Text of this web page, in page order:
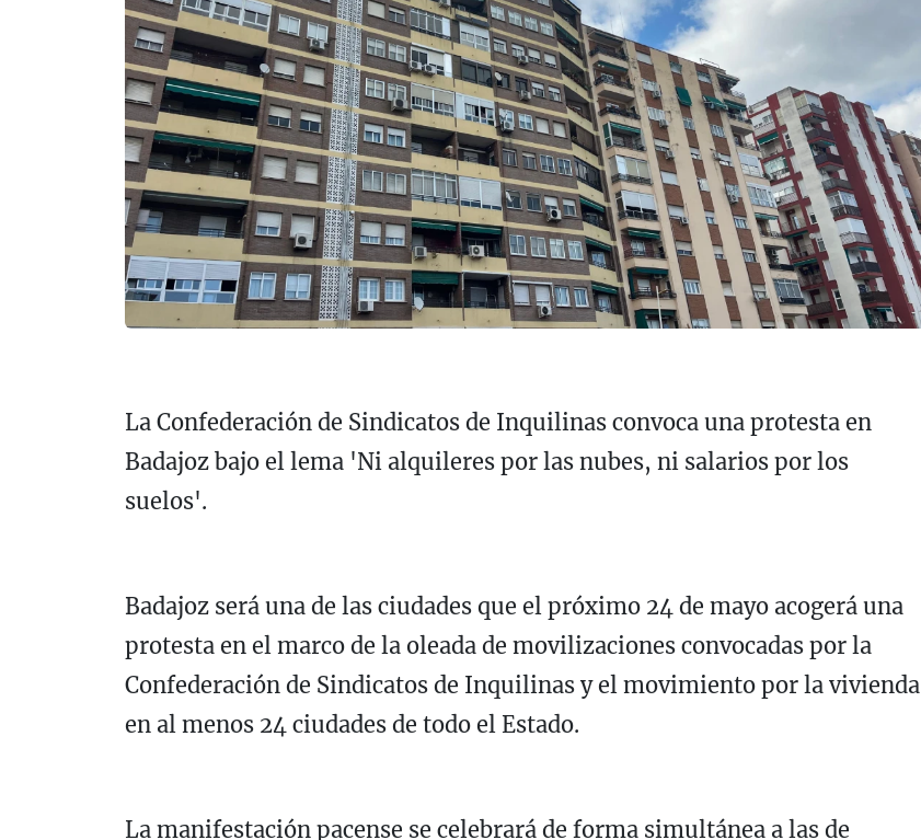
La Confederación de Sindicatos de Inquilinas convoca una protesta en
Badajoz bajo el lema 'Ni alquileres por las nubes, ni salarios por los
suelos'.
Badajoz será una de las ciudades que el próximo 24 de mayo acogerá una
protesta en el marco de la oleada de movilizaciones convocadas por la
Confederación de Sindicatos de Inquilinas y el movimiento por la vivienda
en al menos 24 ciudades de todo el Estado.
La manifestación pacense se celebrará de forma simultánea a las de